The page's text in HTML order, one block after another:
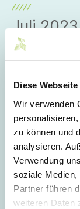
Diese
Wir verwenden
zu können und
analysieren.
Verwendung
soziale Medien,
Partner führen
weiteren Daten
Juli 2023